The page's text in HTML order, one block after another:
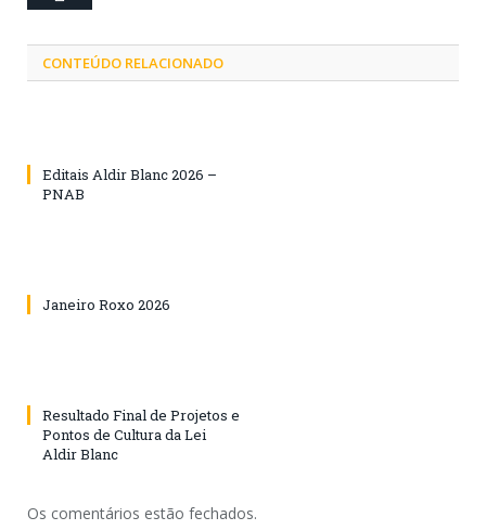
CONTEÚDO RELACIONADO
Editais Aldir Blanc 2026 –
PNAB
Janeiro Roxo 2026
Resultado Final de Projetos e
Pontos de Cultura da Lei
Aldir Blanc
Os comentários estão fechados.